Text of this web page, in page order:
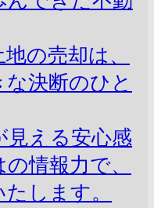
の売却は、
決断のひと
見える安心感
情報力で、
します。